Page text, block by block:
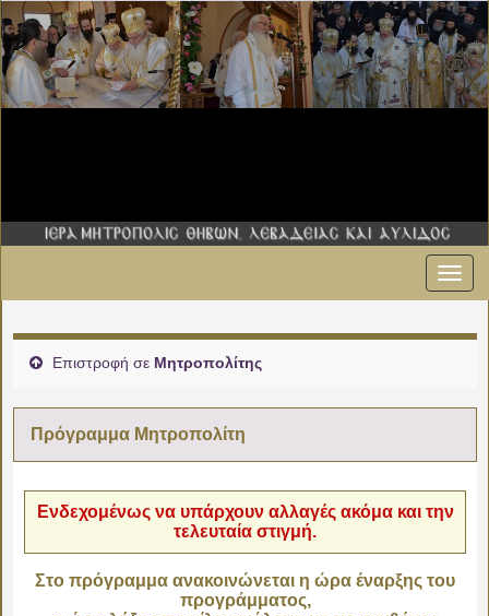
Επιστροφή σε Μητροπολίτης
Πρόγραμμα Μητροπολίτη
Ενδεχομένως να υπάρχουν αλλαγές ακόμα και την
τελευταία στιγμή.
Στο πρόγραμμα ανακοινώνεται η ώρα έναρξης του
προγράμματος,